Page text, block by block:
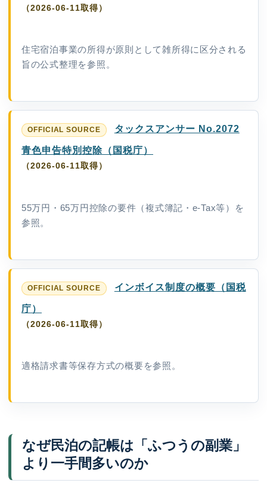
（2026-06-11取得）
住宅宿泊事業の所得が原則として雑所得に区分される
旨の公式整理を参照。
タックスアンサー No.2072
青色申告特別控除（国税庁）
（2026-06-11取得）
55万円・65万円控除の要件（複式簿記・e-Tax等）を
参照。
インボイス制度の概要（国税
庁）
（2026-06-11取得）
適格請求書等保存方式の概要を参照。
なぜ民泊の記帳は「ふつうの副業」
より一手間多いのか